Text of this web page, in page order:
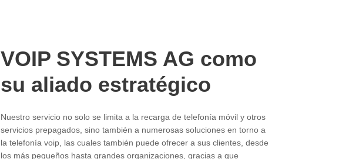
VOIP SYSTEMS AG como
su aliado estratégico
Nuestro servicio no solo se limita a la recarga de telefonía móvil y otros
servicios prepagados, sino también a numerosas soluciones en torno a
la telefonía voip, las cuales también puede ofrecer a sus clientes, desde
los más pequeños hasta grandes organizaciones, gracias a que